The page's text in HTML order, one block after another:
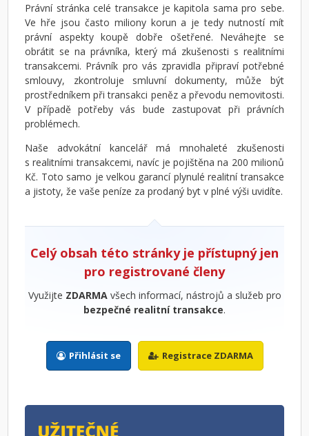
Právní stránka celé transakce je kapitola sama pro sebe.
Ve hře jsou často miliony korun a je tedy nutností mít
právní aspekty koupě dobře ošetřené. Neváhejte se
obrátit se na právníka, který má zkušenosti s realitními
transakcemi. Právník pro vás zpravidla připraví potřebné
smlouvy, zkontroluje smluvní dokumenty, může být
prostředníkem při transakci peněz a převodu nemovitosti.
V případě potřeby vás bude zastupovat při právních
problémech.
Naše advokátní kancelář má mnohaleté zkušenosti
s realitními transakcemi, navíc je pojištěna na 200 milionů
Kč. Toto samo je velkou garancí plynulé realitní transakce
a jistoty, že vaše peníze za prodaný byt v plné výši uvidíte.
Celý obsah této stránky je přístupný jen
pro registrované členy
Využijte ZDARMAvšech informací, nástrojů a služeb pro
bezpečné realitní transakce.
Přihlásit se Registrace ZDARMA